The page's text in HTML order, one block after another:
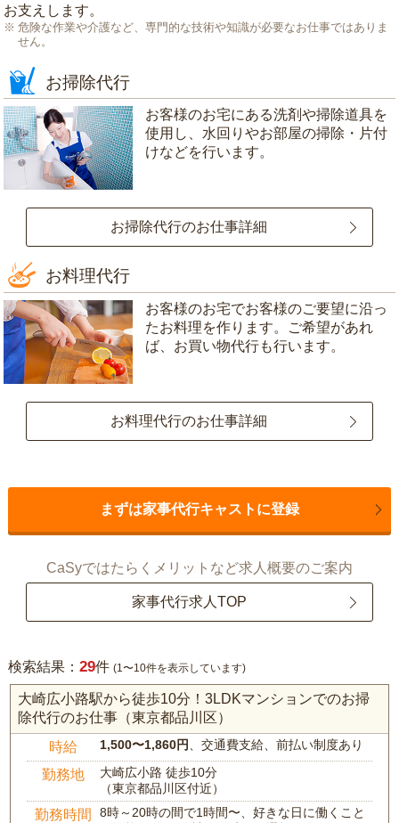
お支えします。
危険な作業や介護など、専門的な技術や知識が必要なお仕事ではありま
せん。
お掃除代行
お客様のお宅にある洗剤や掃除道具を
使用し、水回りやお部屋の掃除・片付
けなどを行います。
お掃除代行のお仕事詳細
お料理代行
お客様のお宅でお客様のご要望に沿っ
たお料理を作ります。ご希望があれ
ば、お買い物代行も行います。
お料理代行のお仕事詳細
まずは家事代行キャストに登録
CaSyではたらくメリットなど求人概要のご案内
家事代行求人TOP
検索結果： 29件 (1〜10件を表示しています)
大崎広小路駅から徒歩10分！3LDKマンションでのお掃
除代行のお仕事（東京都品川区）
時給 1,500〜1,860円 、交通費支給、前払い制度あり
勤務地
大崎広小路 徒歩10分
（東京都品川区付近）
勤務時間
8時～20時の間で1時間〜、好きな日に働くこと